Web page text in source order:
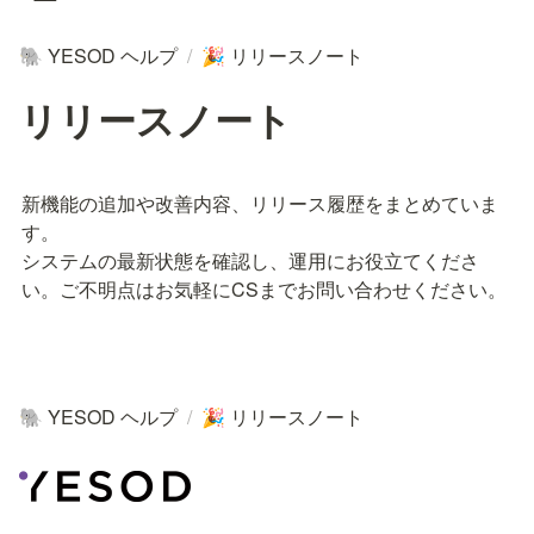
🐘 YESOD ヘルプ / 🎉 リリースノート
リリースノート
新機能の追加や改善内容、リリース履歴をまとめていま
す。
システムの最新状態を確認し、運用にお役立てくださ
い。ご不明点はお気軽にCSまでお問い合わせください。
🐘 YESOD ヘルプ / 🎉 リリースノート